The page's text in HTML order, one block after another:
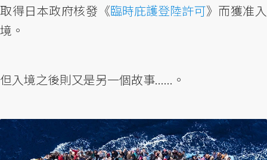
取得日本政府核發《臨時庇護登陸許可》而獲准入
境。
但入境之後則又是另一個故事......。